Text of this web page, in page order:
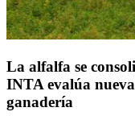
La alfalfa se
INTA evalúa
ganadería